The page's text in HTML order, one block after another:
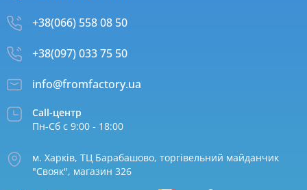
+38(066) 558 08 50
+38(097) 033 75 50
info@fromfactory.ua
Call-центр
Пн-Сб с 9:00 - 18:00
м. Харків, ТЦ Барабашово, торгівельний майданчик
"Свояк", магазин 326